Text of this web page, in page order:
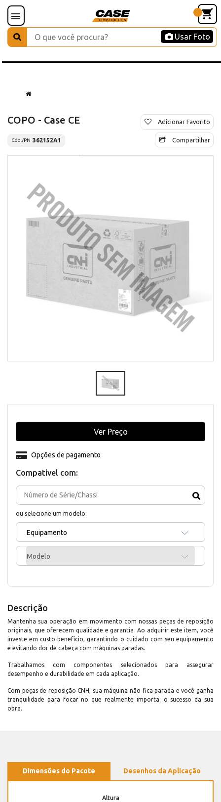
Usar Foto
COPO - Case CE
Cód./PN 362152A1
Adicionar Favorito
Compartilhar
Compativel com:
ou selecione um modelo:
Equipamento
Modelo
Opções de pagamento
Ver Preço
Descrição
Mantenha sua operação em movimento com nossas peças de reposição
originais, que oferecem qualidade e garantia. Ao adquirir este item, você
investe em custo-benefício, garantindo o cuidado com seu equipamento
e evitando dor de cabeça com máquinas paradas.
Trabalhamos com componentes selecionados para assegurar
desempenho e durabilidade em cada aplicação.
Com peças de reposição CNH, sua máquina não fica parada e você ganha
tranquilidade para focar no que realmente importa: o sucesso da sua
obra.
Dimensões do Pacote Desenhos da Aplicação
Altura